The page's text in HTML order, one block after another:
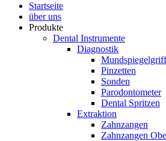
Startseite
über uns
Produkte
Dental Instrumente
Diagnostik
Pinzetten
Sonden
Parodontometer
Dental Spritzen
Extraktion
Zahnzangen
Zahnzangen